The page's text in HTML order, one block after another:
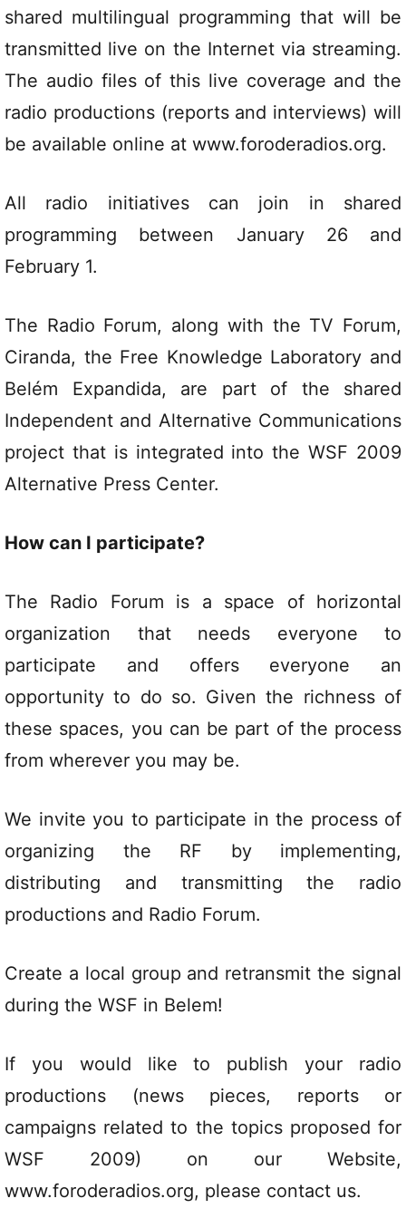
shared multilingual programming that will be
transmitted live on the Internet via streaming.
The audio files of this live coverage and the
radio productions (reports and interviews) will
be available online at www.foroderadios.org.
All radio initiatives can join in shared
programming between January 26 and
February 1.
The Radio Forum, along with the TV Forum,
Ciranda, the Free Knowledge Laboratory and
Belém Expandida, are part of the shared
Independent and Alternative Communications
project that is integrated into the WSF 2009
Alternative Press Center.
How can I participate?
The Radio Forum is a space of horizontal
organization that needs everyone to
participate and offers everyone an
opportunity to do so. Given the richness of
these spaces, you can be part of the process
from wherever you may be.
We invite you to participate in the process of
organizing the RF by implementing,
distributing and transmitting the radio
productions and Radio Forum.
Create a local group and retransmit the signal
during the WSF in Belem!
If you would like to publish your radio
productions (news pieces, reports or
campaigns related to the topics proposed for
WSF 2009) on our Website,
www.foroderadios.org, please contact us.